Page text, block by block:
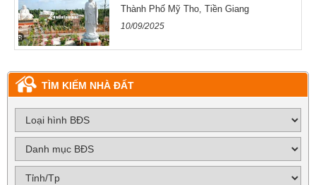
Thành Phố Mỹ Tho, Tiền Giang
10/09/2025
TÌM KIẾM NHÀ ĐẤT